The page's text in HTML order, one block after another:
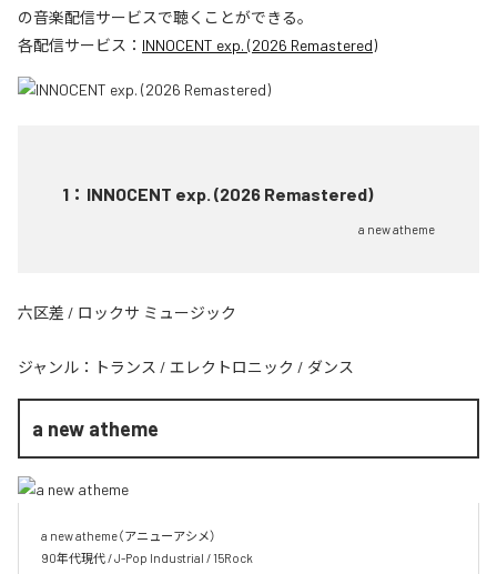
の音楽配信サービスで聴くことができる。
各配信サービス： INNOCENT exp. (2026 Remastered)
1 ： INNOCENT exp. (2026 Remastered)
a new atheme
六区差 / ロックサ ミュージック
ジャンル： トランス / エレクトロニック / ダンス
a new atheme
a new atheme（アニューアシメ）
90年代現代 / J-Pop Industrial / 15Rock